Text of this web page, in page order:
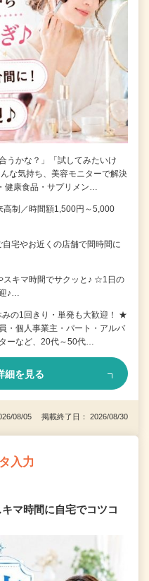
うかな？」「試してみたいけ
な気持ち、美容モニターで解決
健康食品・サプリメン…
制／時間額1,500円～5,000
宅やお近くの店舗で間時間に
スキマ時間でサクッと♪ ☆1日の
♪…
の1回きり・単発も大歓迎！ ★
・個人事業主・パート・アルバ
ーなど、20代～50代…
細を見る
08/05 掲載終了日： 2026/08/30
入力
マ時間に自宅でコツコ